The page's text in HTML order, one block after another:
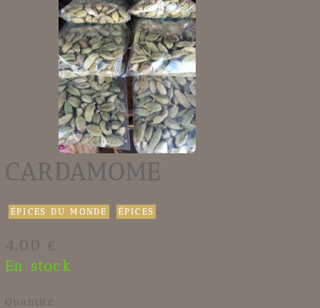
CARDAMOME
ÉPICES DU MONDE ÉPICES
4.00 €
En stock
Quantité :